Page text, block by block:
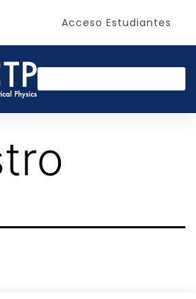
Acceso Estudiantes